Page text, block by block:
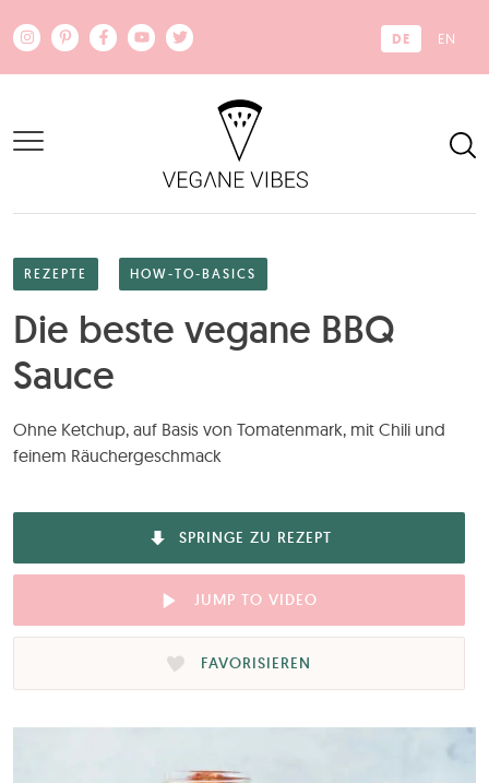
DE EN
REZEPTE HOW-TO-BASICS
Die beste vegane BBQ
Sauce
Ohne Ketchup, auf Basis von Tomatenmark, mit Chili und
feinem Räuchergeschmack
SPRINGE ZU REZEPT
JUMP TO VIDEO
FAVORISIEREN